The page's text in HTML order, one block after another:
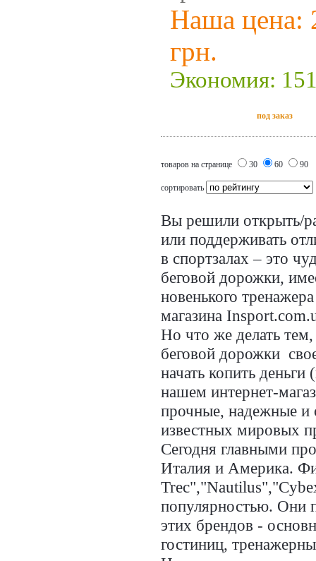
Наша цена:
грн.
Экономия:
под заказ
товаров на странице 30 60 90
сортировать
Вы решили открыть/
или поддерживать
в спортзалах – это
беговой дорожки,
новенького
магазина
Но что же делать
беговой дорожки
начать копить
нашем интернет-
прочные, надежные и
известных мировых
Сегодня главными
Италия и Америка.
популярностью. Они
этих брендов -
гостиниц,